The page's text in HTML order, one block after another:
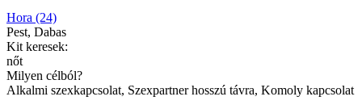
Hora (24)
Pest, Dabas
Kit keresek:
nőt
Milyen célból?
Alkalmi szexkapcsolat, Szexpartner hosszú távra, Komoly kapcsolat